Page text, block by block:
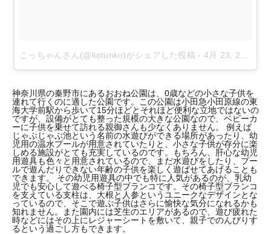
こっちゃんさん(@kotunko)がシェアした投稿 - 4月 23, 2017 at 11:34午後 PDT
神奈川県の秦野市にあるおおね公園は、0歳などの小さな子供を
連れて行くのに適した公園です。この公園は小田急小田原線の東
海大学前駅から歩いて15分ほどとそれほど便利な立地ではないの
ですが、設備がとても整った規模の大きな公園なので、ベビーカ
ーに子供を乗せて訪れる親御さんも少なくありません。 例えば
じゃぶじゃぶ池という名前の水遊びができる場所があったり、幼
児用の温水プールが用意されていたりと、小さな子供が存分に楽
しめる施設がとても充実しているのです。もちろん、肝心な幼児
用遊具も色々と用意されているので、まだ水遊びをしたり、プー
ルで遊んだりできない年齢の子供を楽しく遊ばせてあげることも
できます。 その幼児用遊具の中でも特に人気があるのが、乳幼
児でも安心して遊べる椅子型ブランコです。その椅子型ブランコ
を支えている支柱は、大根と人参というユニークなデザインとな
っているので、そこで遊ぶ子供はさらに愉快な気分になれるかも
知れません。また園内には芝生のエリアがあるので、遊び疲れた
時などにはその上にレジャーシートを敷いて、親子でのんびりす
るという過ごし方もできます。